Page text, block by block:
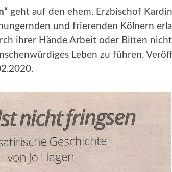
geht auf den ehem. Erzbischof
und frierenden Kölnern
ihrer Hände Arbeit oder Bitten
Leben zu führen.